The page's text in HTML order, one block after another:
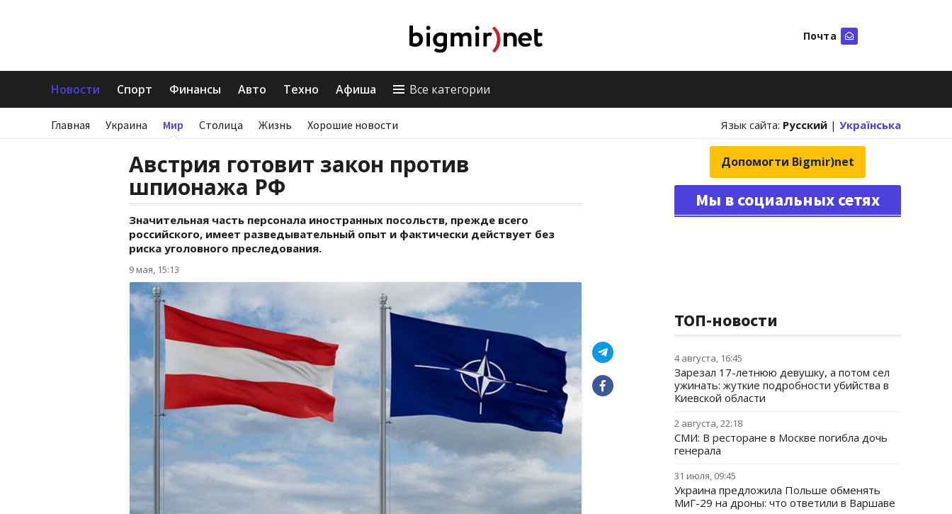
Почта
Новости Спорт Финансы Авто Техно Афиша Все категории
Главная Украина Мир Столица Жизнь Хорошие новости Язык сайта: Русский | Українська
Австрия готовит закон против
шпионажа РФ
Значительная часть персонала иностранных посольств, прежде всего
российского, имеет разведывательный опыт и фактически действует без
риска уголовного преследования.
9 мая, 15:13
Допомогти Bigmir)net
Мы в социальных сетях
ТОП-новости
4 августа, 16:45
Зарезал 17-летнюю девушку, а потом сел
ужинать: жуткие подробности убийства в
Киевской области
2 августа, 22:18
СМИ: В ресторане в Москве погибла дочь
генерала
31 июля, 09:45
Украина предложила Польше обменять
МиГ-29 на дроны: что ответили в Варшаве